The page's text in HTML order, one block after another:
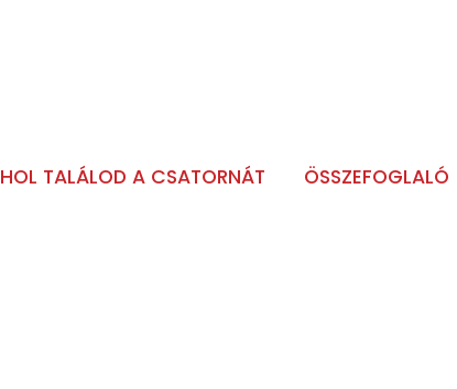
HOL TALÁLOD A CSATORNÁT ÖSSZEFOGLALÓ